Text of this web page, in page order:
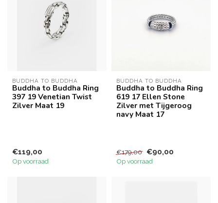
BUDDHA TO BUDDHA
Buddha to Buddha Ring
397 19 Venetian Twist
Zilver Maat 19
€119,00
Op voorraad
BUDDHA TO BUDDHA
Buddha to Buddha Ring
619 17 Ellen Stone
Zilver met Tijgeroog
navy Maat 17
€179,00 €90,00
Op voorraad